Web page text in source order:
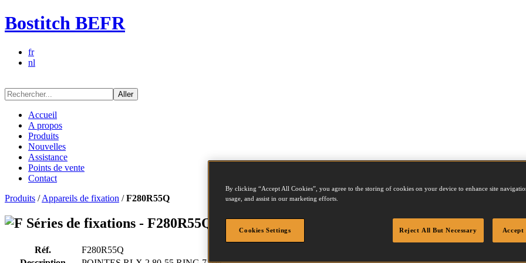
Bostitch BEFR
fr
nl
Aller
Accueil
A propos
Produits
Nouvelles
Assistance
Points de vente
Contact
Produits /Appareils de fixation /F280R55Q
Séries de fixations - F280R55Q
Réf.
F280R55Q
By clicking “Accept All Cookies”, you agree to the storing of cookies on your device to enhance site
usage, and assist in our marketing efforts.
Cookies Settings Reject All But Necessary Accept